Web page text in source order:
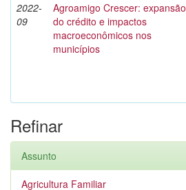
2022-
09
Agroamigo Crescer: expansão
do crédito e impactos
macroeconômicos nos
municípios
Refinar
Assunto
Agricultura Familiar